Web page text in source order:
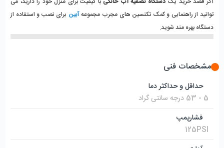
توانید از راهنمایی و کمک تکنسین های مجرب مجموعهآبین برای نصب و استفاده از
دستگاه بهره مند شوید.
مشخصات فنی
حداقل و حداکثر دما
5 - 53 درجه سانتی گراد
فشارپمپ
125PSI